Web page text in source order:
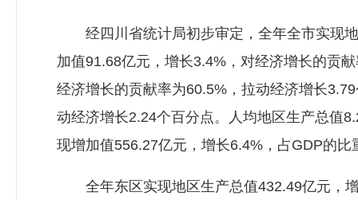
经四川省统计局初步审定，全年全市实现地
加值91.68亿元，增长3.4%，对经济增长的贡
经济增长的贡献率为60.5%，拉动经济增长
动经济增长2.24个百分点。人均地区生产总值
现增加值556.27亿元，增长6.4%，占GDP的
全年东区实现地区生产总值432.49亿元，增